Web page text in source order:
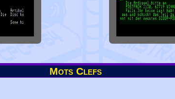
Mots Clefs